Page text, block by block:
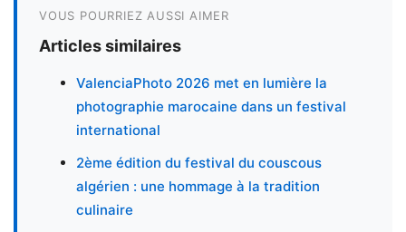
VOUS POURRIEZ AUSSI AIMER
Articles similaires
ValenciaPhoto 2026 met en lumière la
photographie marocaine dans un festival
international
2ème édition du festival du couscous
algérien : une hommage à la tradition
culinaire